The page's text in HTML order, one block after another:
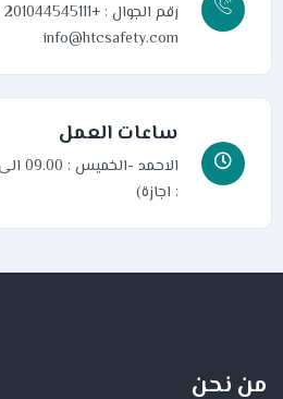
رقم الجوال : +201044545111
info@htcsafety.com
ساعات العمل
: اجازة)
من نحن